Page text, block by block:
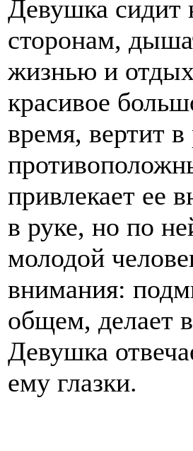
Девушка сидит
сторонам,
жизнью и
красивое
время, вертит в
привлекает ее
в руке, но по
молодой
внимания:
общем, делает
Девушка
ему глазки.